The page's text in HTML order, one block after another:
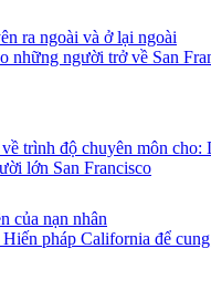
ra ngoài và ở lại ngoài
những người trở về San
trình độ chuyên môn cho:
lớn San Francisco
của nạn nhân
pháp California để